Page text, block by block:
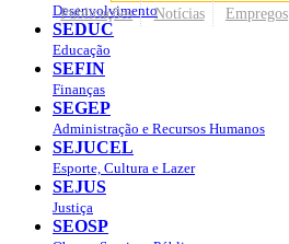
Publicações
Notícias Empregos
Desenvolvimento
SEDUC
Educação
SEFIN
Finanças
SEGEP
Administração e Recursos Humanos
SEJUCEL
Esporte, Cultura e Lazer
SEJUS
Justiça
SEOSP